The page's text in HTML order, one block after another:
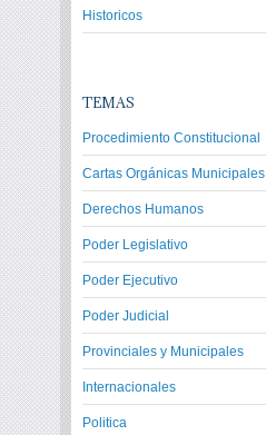
Historicos
TEMAS
Procedimiento Constitucional
Cartas Orgánicas Municipales
Derechos Humanos
Poder Legislativo
Poder Ejecutivo
Poder Judicial
Provinciales y Municipales
Internacionales
Politica